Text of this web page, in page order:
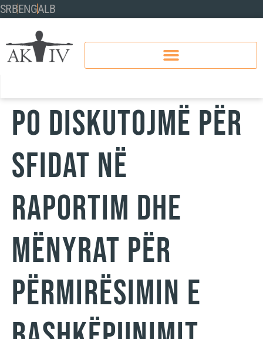
SRBENGALB
Po diskutojmë për
sfidat në
raportim dhe
mënyrat për
përmirësimin e